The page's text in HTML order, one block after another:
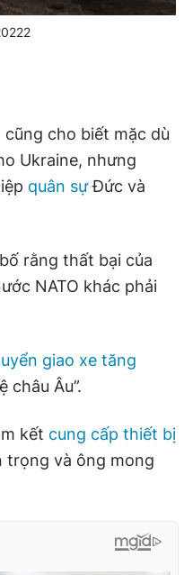
cũng cho biết mặc dù
Ukraine, nhưng
quân sựĐức và
rằng thất bại của
NATO khác phải
giao xe tăng
châu Âu”.
kết cung cấp thiết bị
trọng và ông mong